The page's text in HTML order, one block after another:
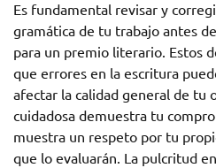
Es fundamental revisar y
gramática de tu trabajo antes
para un premio literario. Estos
que errores en la escritura
afectar la calidad general de tu
cuidadosa demuestra tu
muestra un respeto por tu
que lo evaluarán. La pulcritud